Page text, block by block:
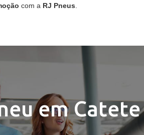
com a RJ Pneus
em Catete